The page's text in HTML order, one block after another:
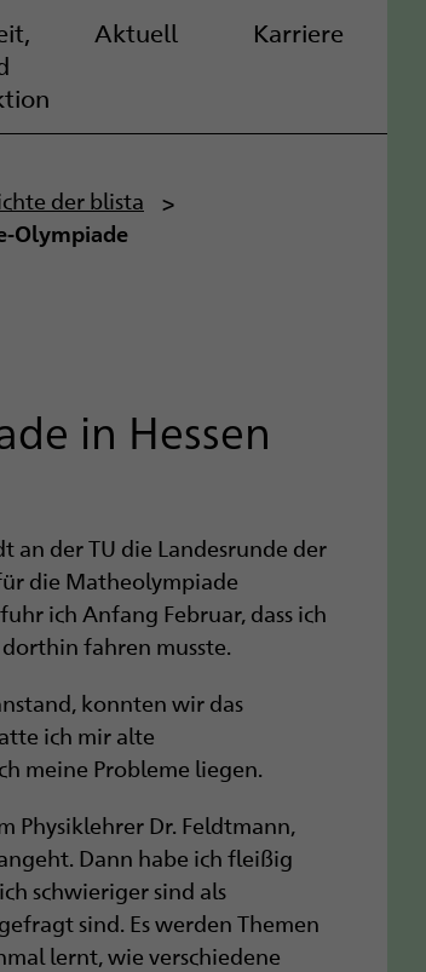
Aktuell Karriere
der blista
Olympiade
in Hessen
an der TU die Landesrunde der
die Matheolympiade
ich Anfang Februar, dass ich
fahren musste.
konnten wir das
ich mir alte
meine Probleme liegen.
Physiklehrer Dr. Feldtmann,
Dann habe ich fleißig
schwieriger sind als
sind. Es werden Themen
lernt, wie verschiedene